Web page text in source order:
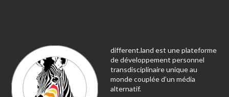
different.land est une plateforme
de développement personnel
transdisciplinaire unique au
monde couplée d’un média
alternatif.